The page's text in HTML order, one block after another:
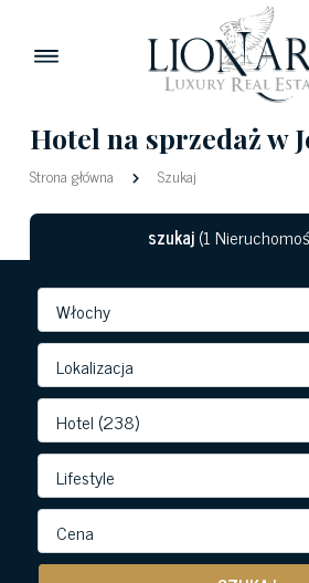
Hotel na sprzedaż w
Strona główna Szukaj
szukaj(1